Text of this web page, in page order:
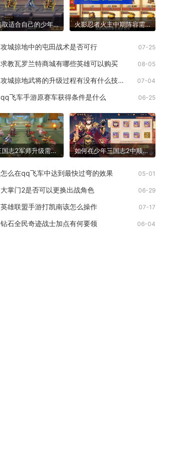
怎样选取适合自己的少年三国志二武将 火影忍者火主中期阵容需要哪些补充忍者
攻城掠地中的屯田战术是否可行 07-25
求教瓦罗兰特商城有哪些英雄可以购买 08-05
攻城掠地武将的升级过程有没有什么技巧可言 07-04
qq飞车手游原赛车获得条件是什么 06-25
少年三国志2军师升级需要什么 如何在少年三国志2中顺利完成鬼谷试炼
怎么在qq飞车中达到最快过弯的效果 05-01
大掌门2是否可以更换出战角色 06-29
英雄联盟手游打凯南该怎么操作 07-17
钻石全民奇迹战士加点有何要领 06-04